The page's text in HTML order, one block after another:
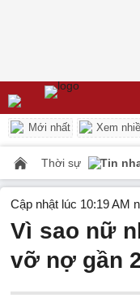
Mới nhất Xem
Thời sự Tin
Cập nhật lúc 10:19 AM
Vì sao nữ
vỡ nợ gần